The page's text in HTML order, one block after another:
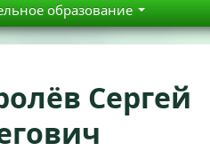
образование
Сергей